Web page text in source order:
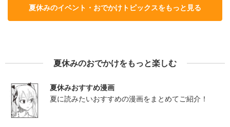
夏休みのイベント・おでかけトピックスをもっと見る
夏休みのおでかけをもっと楽しむ
夏休みおすすめ漫画
夏に読みたいおすすめの漫画をまとめてご紹介！